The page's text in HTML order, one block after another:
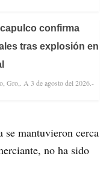
confirma
tras explosión en
Gro,. A 3 de agosto del 2026.-
mantuvieron cerca
no ha sido